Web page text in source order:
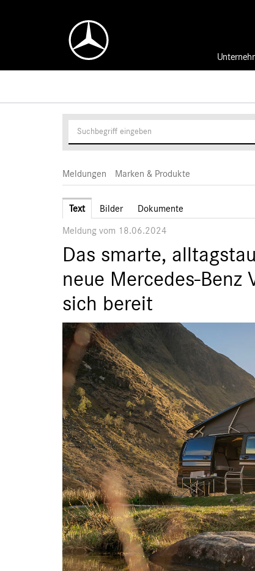
Meldungen Marken & Produkte
Text Bilder Dokumente
Meldung vom 18.06.2024
Das smarte,
neue Mercedes-Benz
sich bereit